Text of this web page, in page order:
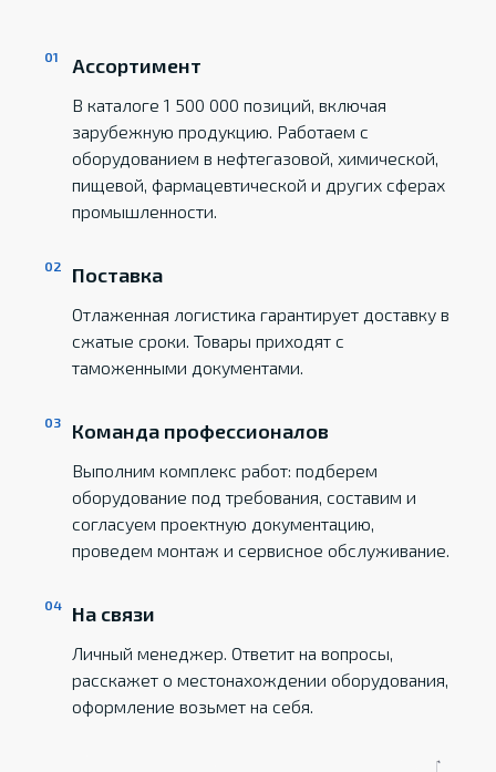
Ассортимент
В каталоге 1 500 000 позиций, включая
зарубежную продукцию. Работаем с
оборудованием в нефтегазовой, химической,
пищевой, фармацевтической и других сферах
промышленности.
Поставка
Отлаженная логистика гарантирует доставку в
сжатые сроки. Товары приходят с
таможенными документами.
Команда профессионалов
Выполним комплекс работ: подберем
оборудование под требования, составим и
согласуем проектную документацию,
проведем монтаж и сервисное обслуживание.
На связи
Личный менеджер. Ответит на вопросы,
расскажет о местонахождении оборудования,
оформление возьмет на себя.